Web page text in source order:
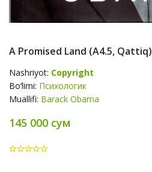
A Promised Land (А4.5, Qattiq)
Nashriyot: Copyright
Bo‘limi: Психологик
Muallifi: Barack Obama
145 000 сум